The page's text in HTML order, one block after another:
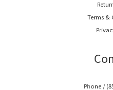
Terms &
Phone /